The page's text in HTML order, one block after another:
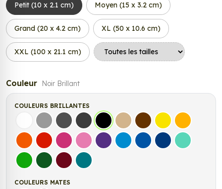
Petit (10 x 2.1 cm) Moyen (15 x 3.2 cm)
Grand (20 x 4.2 cm) XL (50 x 10.6 cm)
XXL (100 x 21.1 cm)
Couleur Noir Brillant
COULEURS BRILLANTES
Blanc Gris Gris FoncéGris Anthracite
Noir Beige Marron Jaune ClairJaune
OrangeRouge FuchsiaRose Violet Bleu clairBleu MoyenBleu FoncéBleu Vert
Vert clairVert FoncéBordeauxTurquoise
COULEURS MATES